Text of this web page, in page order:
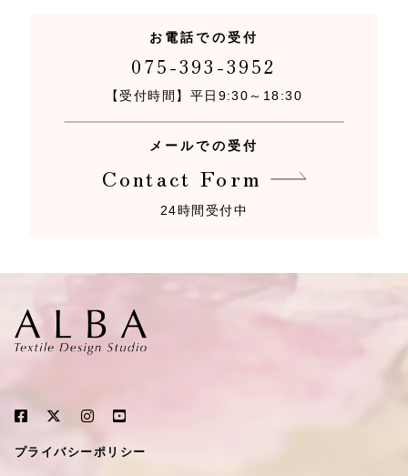
お電話での受付
075-393-3952
【受付時間】平日9:30～18:30
メールでの受付
Contact Form
24時間受付中
プライバシーポリシー